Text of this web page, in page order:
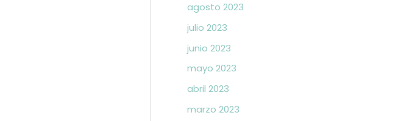
agosto 2023
julio 2023
junio 2023
mayo 2023
abril 2023
marzo 2023